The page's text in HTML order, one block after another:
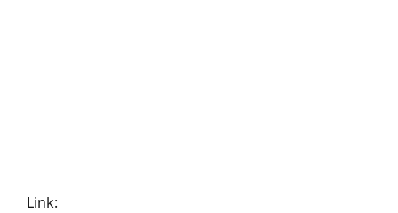
Link: